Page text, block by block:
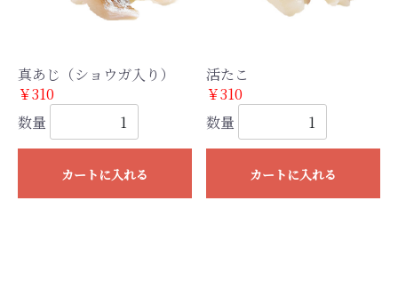
真あじ（ショウガ入り）
￥310
数量
カートに入れる
活たこ
￥310
数量
カートに入れる